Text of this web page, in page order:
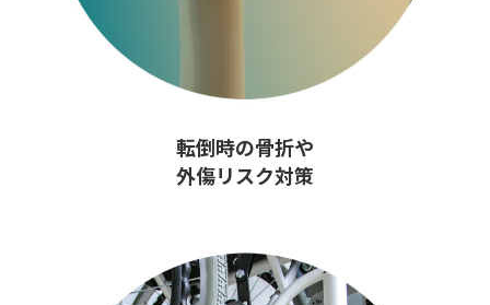
転倒時の骨折や
外傷リスク対策